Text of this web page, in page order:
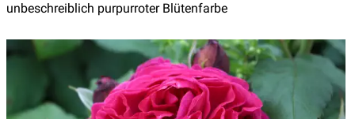
unbeschreiblich purpurroter Blütenfarbe